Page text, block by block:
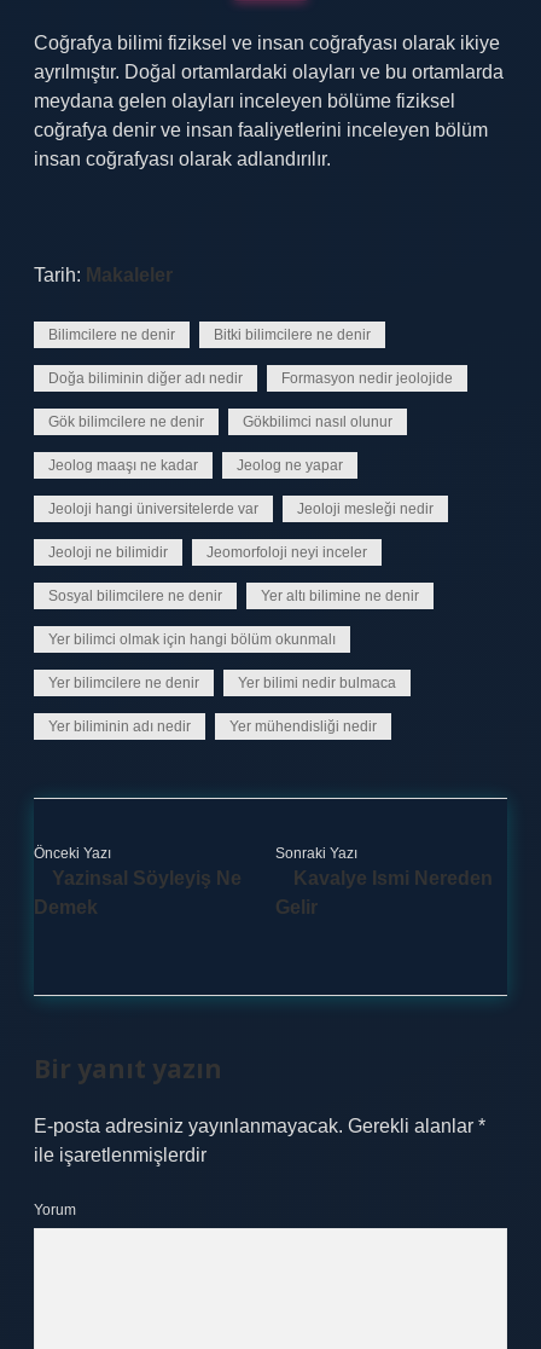
Coğrafya bilimi fiziksel ve insan coğrafyası olarak ikiye
ayrılmıştır. Doğal ortamlardaki olayları ve bu ortamlarda
meydana gelen olayları inceleyen bölüme fiziksel
coğrafya denir ve insan faaliyetlerini inceleyen bölüm
insan coğrafyası olarak adlandırılır.
Tarih: Makaleler
Bilimcilere ne denir Bitki bilimcilere ne denir
Doğa biliminin diğer adı nedir Formasyon nedir jeolojide
Gök bilimcilere ne denir Gökbilimci nasıl olunur
Jeolog maaşı ne kadar Jeolog ne yapar
Jeoloji hangi üniversitelerde var Jeoloji mesleği nedir
Jeoloji ne bilimidir Jeomorfoloji neyi inceler
Sosyal bilimcilere ne denir Yer altı bilimine ne denir
Yer bilimci olmak için hangi bölüm okunmalı
Yer bilimcilere ne denir Yer bilimi nedir bulmaca
Yer biliminin adı nedir Yer mühendisliği nedir
Önceki Yazı
Yazinsal Söyleyiş Ne
Demek
Sonraki Yazı
Kavalye Ismi Nereden
Gelir
Bir yanıt yazın
E-posta adresiniz yayınlanmayacak. Gerekli alanlar *
ile işaretlenmişlerdir
Yorum